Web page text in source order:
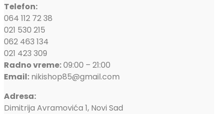
Telefon:
064 112 72 38
021 530 215
062 463 134
021 423 309
Radno vreme:09:00 – 21:00
Email: nikishop85@gmail.com
Adresa:
Dimitrija Avramovića 1, Novi Sad